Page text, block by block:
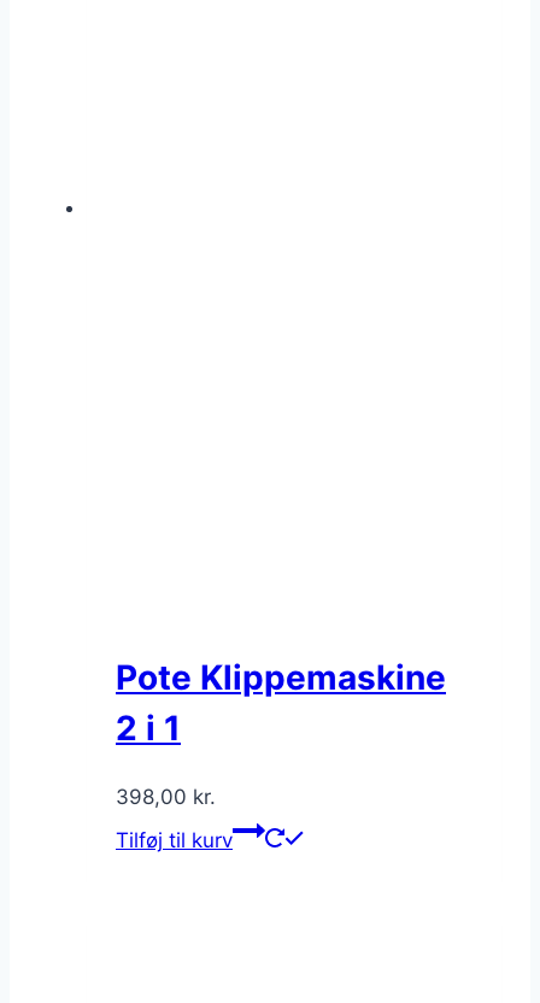
Pote Klippemaskine
2 i 1
398,00 kr.
Tilføj til kurv